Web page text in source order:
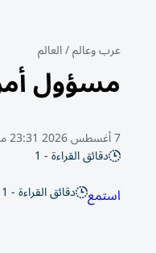
عرب وعالم/العالم
مسؤول
7 أغسطس 2026 23:31 مساء
دقائق القراءة - 1
استمع دقائق القراءة - 1